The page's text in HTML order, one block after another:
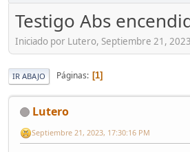
Testigo Abs
Iniciado por Lutero, Septiembre 21,
IR ABAJO Páginas 1
Lutero
Septiembre 21, 2023, 17:30:16 PM